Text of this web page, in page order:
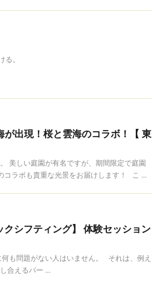
る。
が出現！桜と雲海のコラボ！【 東
美しい庭園が有名ですが、期間限定で庭園
コラボも貴重な光景をお届けします！ こ ...
シフティング】 体験セッション
も問題がない人はいません。 それは、例え
合えるパー ...